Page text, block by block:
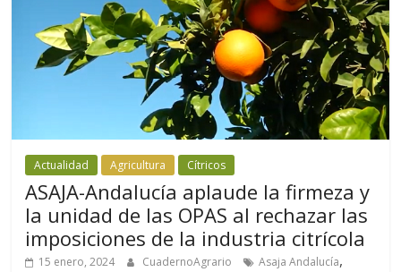
Actualidad Agricultura Cítricos
ASAJA-Andalucía aplaude la firmeza y
la unidad de las OPAS al rechazar las
imposiciones de la industria citrícola
15 enero, 2024 CuadernoAgrario Asaja Andalucía,